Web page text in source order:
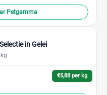
Petgamma
in Gelei
€5,88 per kg